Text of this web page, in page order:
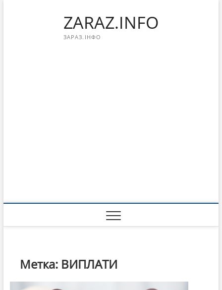
ZARAZ.INFO
ЗАРАЗ.ІНФО
Метка: ВИПЛАТИ